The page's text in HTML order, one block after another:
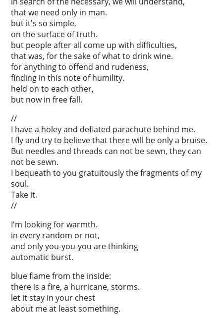
that we need only in man.
but it's so simple,
on the surface of truth.
but people after all come up with difficulties,
that was, for the sake of what to drink wine.
for anything to offend and rudeness,
finding in this note of humility.
held on to each other,
but now in free fall.
//
I have a holey and deflated parachute behind me.
I fly and try to believe that there will be only a bruise.
But needles and threads can not be sewn, they can
not be sewn.
I bequeath to you gratuitously the fragments of my
soul.
Take it.
//
I'm looking for warmth.
in every random or not,
and only you-you-you are thinking
automatic burst.
blue flame from the inside:
there is a fire, a hurricane, storms.
let it stay in your chest
about me at least something.